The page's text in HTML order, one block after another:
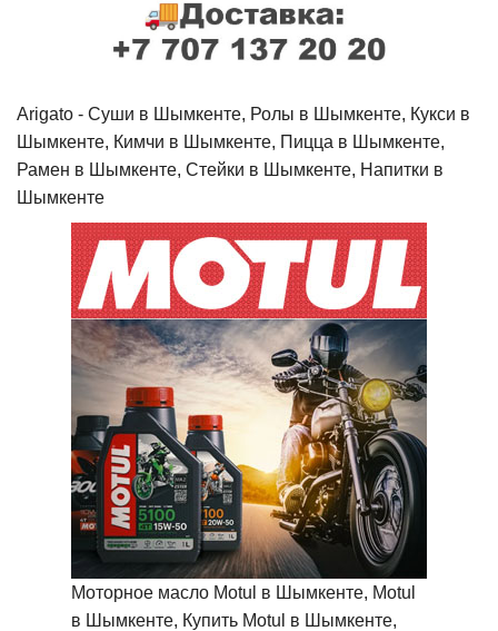
Arigato - Cуши в Шымкенте, Ролы в Шымкенте, Кукси в
Шымкенте, Кимчи в Шымкенте, Пицца в Шымкенте,
Рамен в Шымкенте, Стейки в Шымкенте, Напитки в
Шымкенте
Моторное масло Motul в Шымкенте, Motul
в Шымкенте, Купить Motul в Шымкенте,